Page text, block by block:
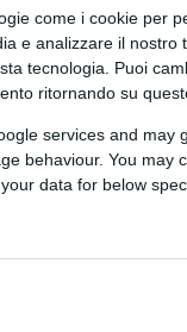
come i cookie per
e analizzare il nostro
tecnologia. Puoi
ritornando su
services and may
behaviour. You may
data for below